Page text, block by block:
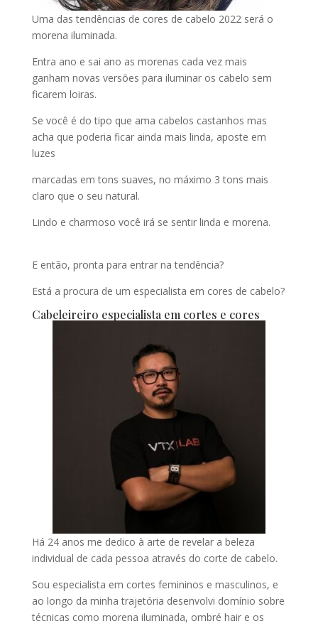
Uma das tendências de cores de cabelo 2022 será o
morena iluminada.
Entra ano e sai ano as morenas cada vez mais
ganham novas versões para iluminar os cabelo sem
ficarem loiras.
Se você é do tipo que ama cabelos castanhos mas
acha que poderia ficar ainda mais linda, aposte em
luzes
marcadas em tons suaves, no máximo 3 tons mais
claro que o seu natural.
Lindo e charmoso você irá se sentir linda e morena.
E então, pronta para entrar na tendência?
Está a procura de um especialista em cores de cabelo?
Cabeleireiro especialista em cortes e cores
Há 24 anos me dedico à arte de revelar a beleza
individual de cada pessoa através do corte de cabelo.
Sou especialista em cortes femininos e masculinos, e
ao longo da minha trajetória desenvolvi domínio sobre
técnicas como morena iluminada, ombré hair e os